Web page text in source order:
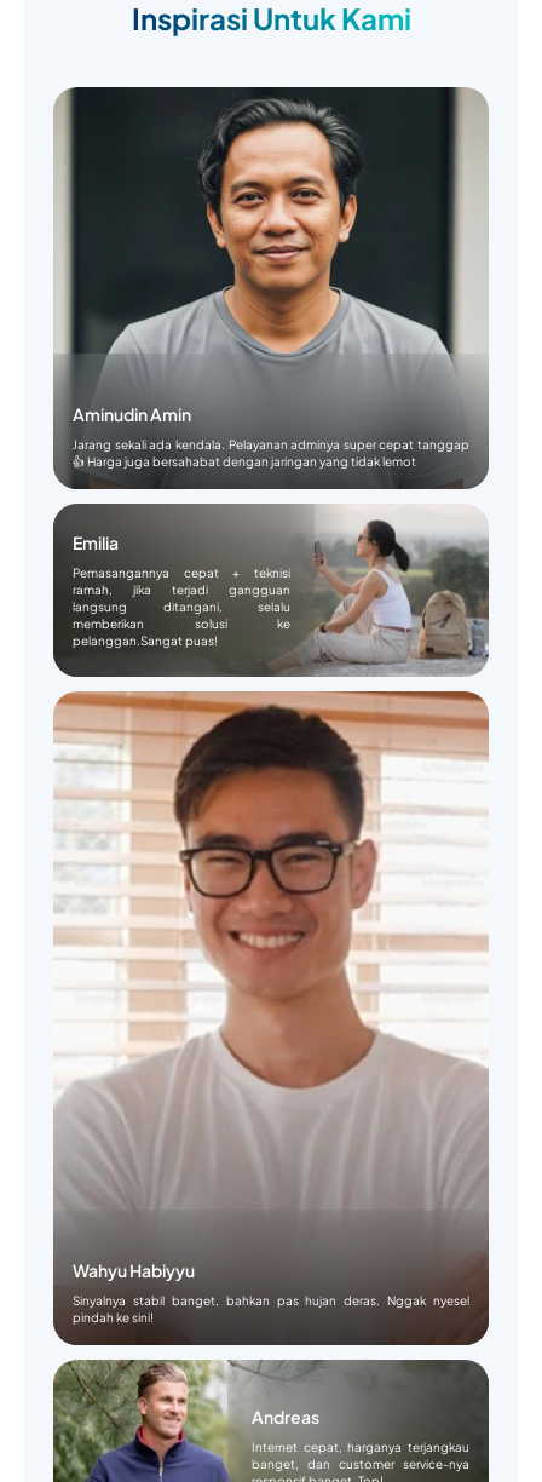
Inspirasi Untuk Kami
Aminudin Amin
Jarang sekali ada kendala. Pelayanan adminya super cepat tanggap
👍 Harga juga bersahabat dengan jaringan yang tidak lemot
Emilia
Pemasangannya cepat + teknisi
ramah, jika terjadi gangguan
langsung ditangani, selalu
memberikan solusi ke
pelanggan.Sangat puas!
Wahyu Habiyyu
Sinyalnya stabil banget, bahkan pas hujan deras. Nggak nyesel
pindah ke sini!
Andreas
Internet cepat, harganya terjangkau
banget, dan customer service-nya